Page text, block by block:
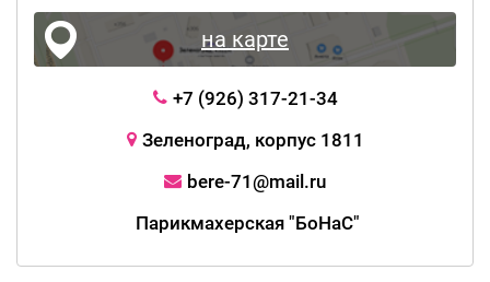
на карте
+7 (926) 317-21-34
Зеленоград, корпус 1811
bere-71@mail.ru
Парикмахерская "БоНаС"